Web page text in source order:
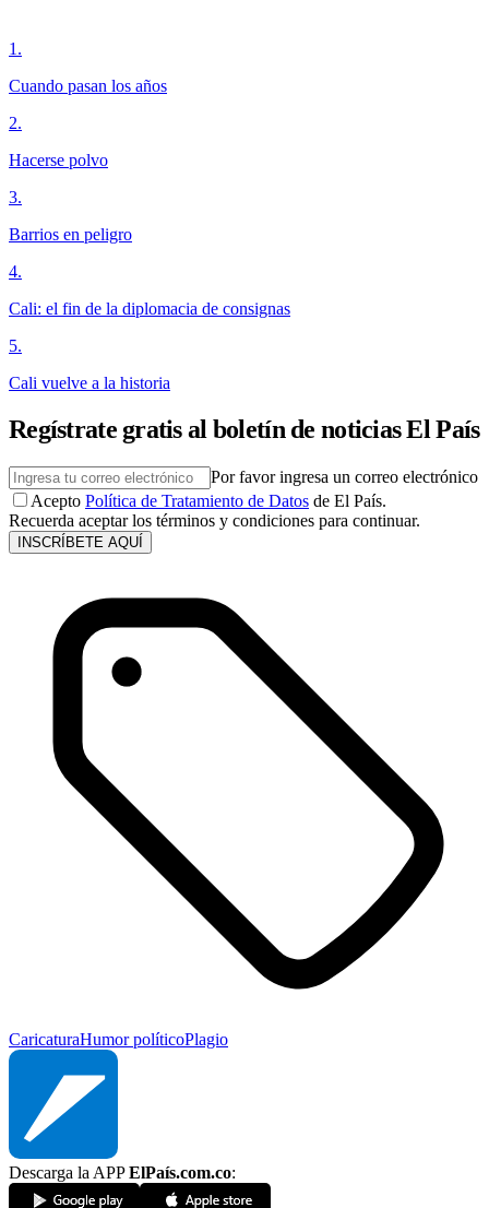
1 .
Cuando pasan los años
2.
Hacerse polvo
3.
Barrios en peligro
4.
Cali: el fin de la diplomacia de consignas
5.
Cali vuelve a la historia
Regístrate gratis al boletín de noticias El País
Por favor ingresa un correo electrónico
Acepto Política de Tratamiento de Datos de El País.
Recuerda aceptar los términos y condiciones para continuar.
INSCRÍBETE AQUÍ
CaricaturaHumor políticoPlagio
Descarga la APPElPaís.com.co: